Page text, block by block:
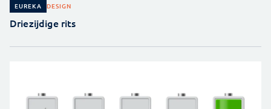
EUREKA DESIGN
Driezijdige rits